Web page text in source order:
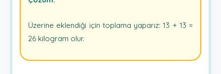
Üzerine eklendiği için toplama yaparız: 13 + 13 =
26 kilogram olur.